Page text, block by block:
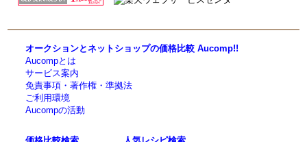
オークションとネットショップの価格比較 Aucomp!!
Aucompとは
サービス案内
免責事項・著作権・準拠法
ご利用環境
Aucompの活動